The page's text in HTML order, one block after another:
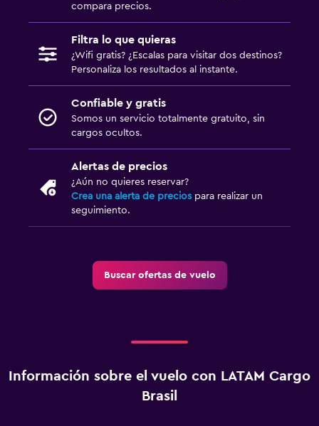
compara precios.
Filtra lo que quieras
¿Wifi gratis? ¿Escalas para visitar dos destinos?
Personaliza los resultados al instante.
Confiable y gratis
Somos un servicio totalmente gratuito, sin
cargos ocultos.
Alertas de precios
¿Aún no quieres reservar?
Crea una alerta de precios para realizar un
seguimiento.
Buscar ofertas de vuelo
Información sobre el vuelo con LATAM Cargo
Brasil